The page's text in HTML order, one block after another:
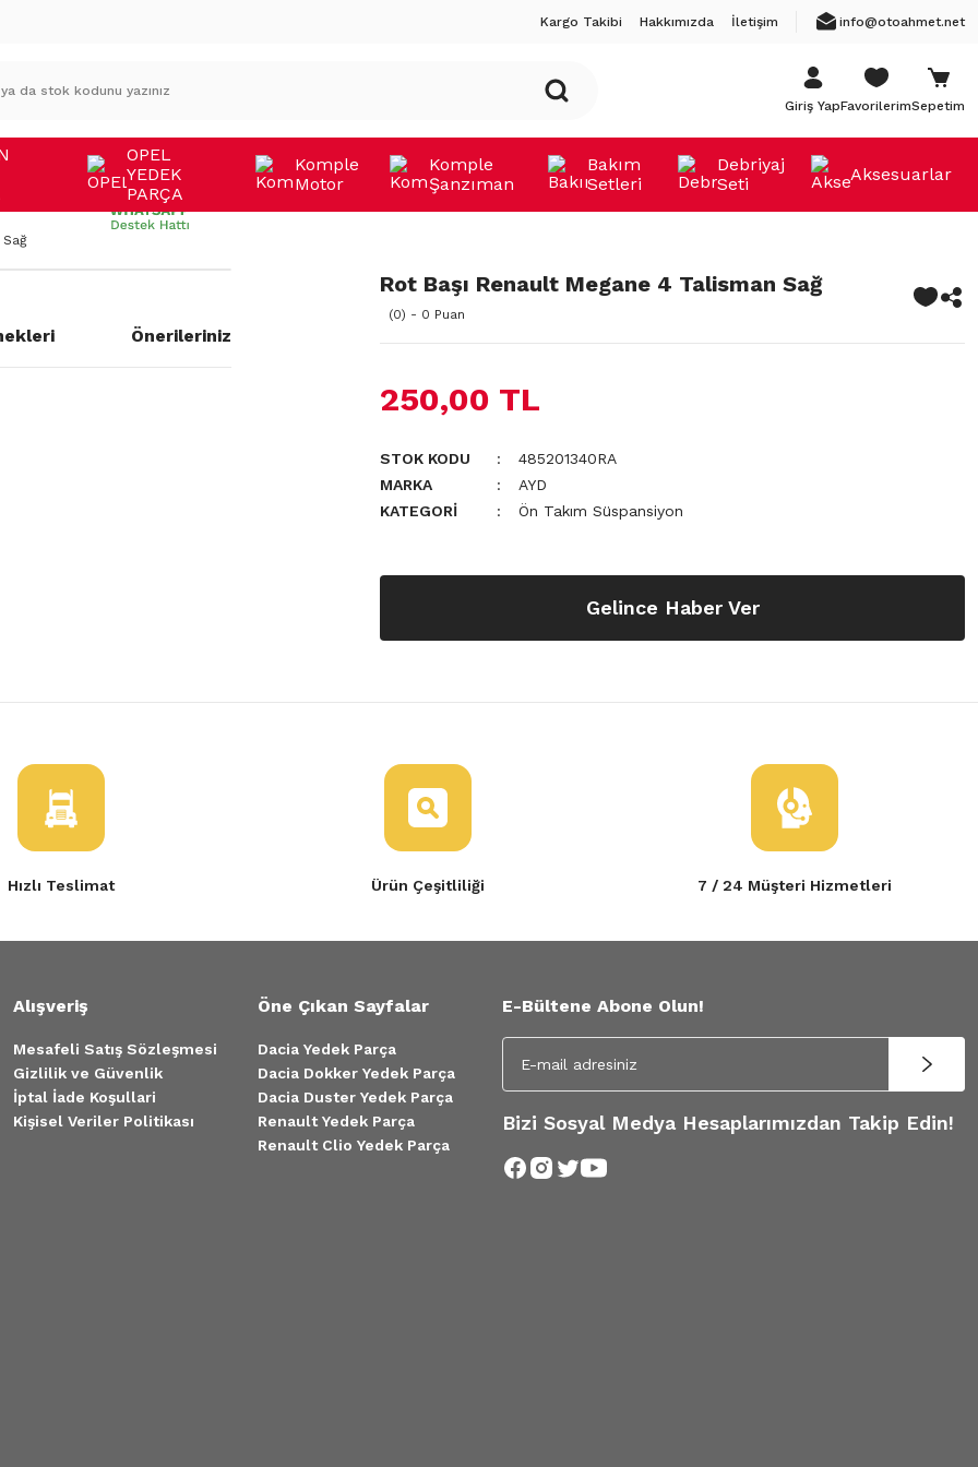
Kargo Takibi Hakkımızda İletişim info@otoahmet.net
Giriş YapFavorilerimSepetim
OPEL
YEDEK
PARÇA
Komple
Motor
Komple
Şanzıman
Bakım
Setleri
Debriyaj
Seti
Aksesuarlar
Önerileriniz
Rot Başı Renault Megane 4 Talisman Sağ
(0) - 0 Puan
250,00 TL
STOK KODU
485201340RA
MARKA
AYD
KATEGORI
Ön Takım Süspansiyon
Gelince Haber Ver
Hızlı Teslimat Ürün Çeşitliliği 7 / 24 Müşteri Hizmetleri
Alışveriş
Mesafeli Satış Sözleşmesi
Gizlilik ve Güvenlik
İptal İade Koşullari
Kişisel Veriler Politikası
Öne Çıkan Sayfalar
Dacia Yedek Parça
Dacia Dokker Yedek Parça
Dacia Duster Yedek Parça
Renault Yedek Parça
Renault Clio Yedek Parça
E-Bültene Abone Olun!
Bizi Sosyal Medya Hesaplarımızdan Takip Edin!